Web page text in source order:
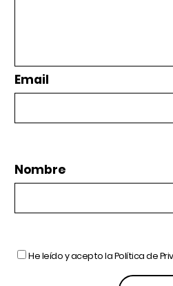
Email
Nombre
He leído y acepto laPolítica de